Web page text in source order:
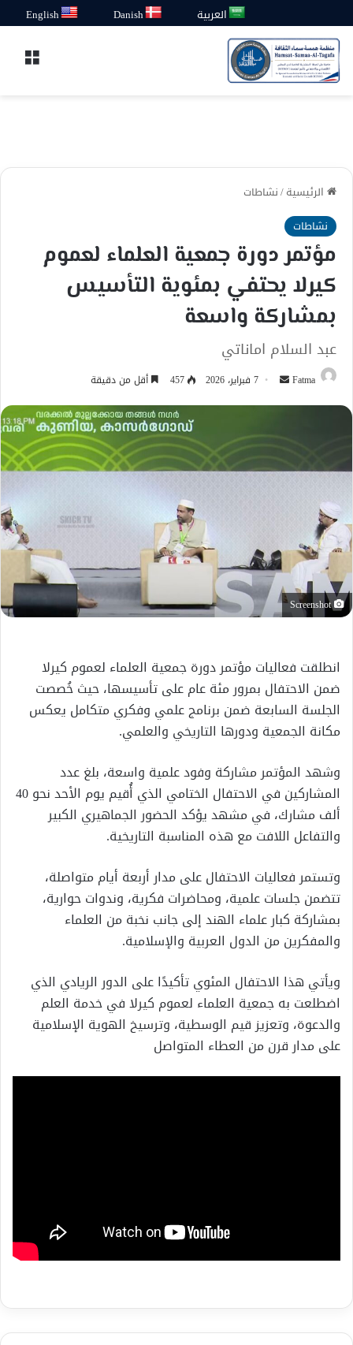
العربية Danish
English
الرئيسية/نشاطات
نشاطات
مؤتمر دورة جمعية العلماء لعموم
كيرلا يحتفي بمئوية التأسيس
بمشاركة واسعة
عبد السلام اماناتي
Fatma
أرسل 7 فبراير، 2026 457 أقل من دقيقة
Screenshot
انطلقت فعاليات مؤتمر دورة جمعية العلماء لعموم كيرلا
ضمن الاحتفال بمرور مئة عام على تأسيسها، حيث خُصصت
الجلسة السابعة ضمن برنامج علمي وفكري متكامل يعكس
مكانة الجمعية ودورها التاريخي والعلمي.
وشهد المؤتمر مشاركة وفود علمية واسعة، بلغ عدد
المشاركين في الاحتفال الختامي الذي أُقيم يوم الأحد نحو 40
ألف مشارك، في مشهد يؤكد الحضور الجماهيري الكبير
والتفاعل اللافت مع هذه المناسبة التاريخية.
وتستمر فعاليات الاحتفال على مدار أربعة أيام متواصلة،
تتضمن جلسات علمية، ومحاضرات فكرية، وندوات حوارية،
بمشاركة كبار علماء الهند إلى جانب نخبة من العلماء
والمفكرين من الدول العربية والإسلامية.
ويأتي هذا الاحتفال المئوي تأكيدًا على الدور الريادي الذي
اضطلعت به جمعية العلماء لعموم كيرلا في خدمة العلم
والدعوة، وتعزيز قيم الوسطية، وترسيخ الهوية الإسلامية
على مدار قرن من العطاء المتواصل